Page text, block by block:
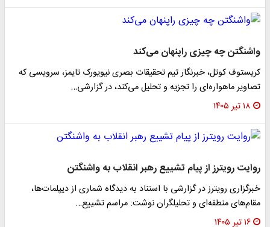
واشنگتن چه چیزی راپنهان می‌کند
کریستوف کوتل، خبرنگار تیم تحقیقات بصری نیویورک تایمز، سرویسی که
تصاویر ماهواره‌ای را تجزیه و تحلیل می‌کند، در گزارشی…
۱۸ تیر ۱۴۰۵
روایت رویترز از پیام تشییع رهبر انقلاب به واشنگتن
خبرگزاری رویترز در گزارشی با استناد به دیدگاه شماری از دیپلمات‌ها،
مقام‌های منطقه‌ای و تحلیلگران نوشت: مراسم تشییع…
۱۶ تیر ۱۴۰۵